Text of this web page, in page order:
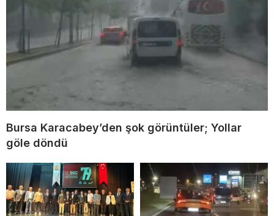
Bursa Karacabey’den şok görüntüler; Yollar
göle döndü